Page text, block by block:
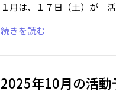
１月は、１７日（土）が
続きを読む
2025年10月の活動